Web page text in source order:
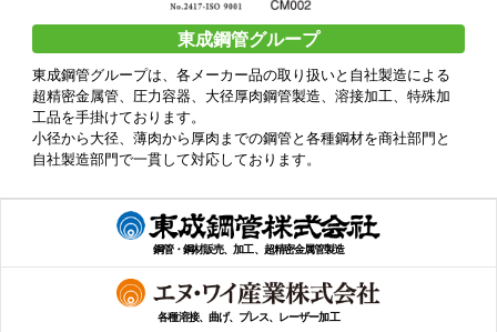
東成鋼管グループ
東成鋼管グループは、各メーカー品の取り扱いと自社製造による
超精密金属管、圧力容器、大径厚肉鋼管製造、溶接加工、特殊加
工品を手掛けております。
小径から大径、薄肉から厚肉までの鋼管と各種鋼材を商社部門と
自社製造部門で一貫して対応しております。
鋼管・鋼材販売、加工、超精密金属管製造
各種溶接、曲げ、プレス、レーザー加工